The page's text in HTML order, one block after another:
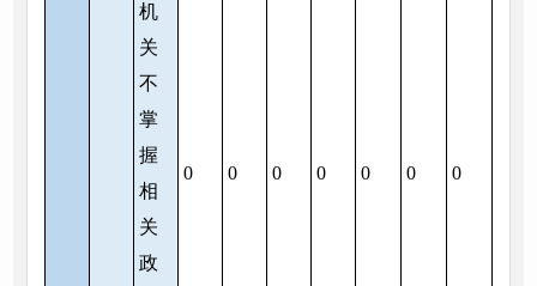
机
关
不
掌
握
相
关
政
0 0 0 0 0 0 0